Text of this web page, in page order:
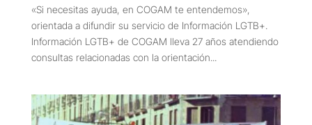
«Si necesitas ayuda, en COGAM te entendemos»,
orientada a difundir su servicio de Información LGTB+.
Información LGTB+ de COGAM lleva 27 años atendiendo
consultas relacionadas con la orientación...